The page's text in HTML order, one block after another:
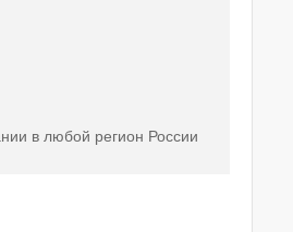
в любой регион России